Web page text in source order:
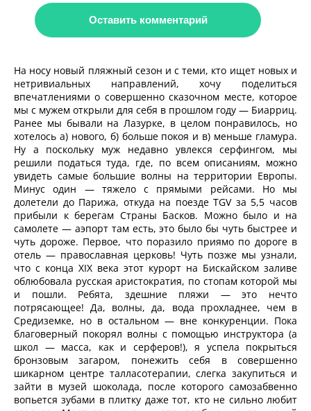
Оставить комментарий
На носу новый пляжный сезон и с теми, кто ищет новых и
нетривиальных направлений, хочу поделиться
впечатлениями о совершенно сказочном месте, которое
мы с мужем открыли для себя в прошлом году — Биарриц.
Ранее мы бывали на Лазурке, в целом понравилось, но
хотелось а) нового, б) больше покоя и в) меньше гламура.
Ну а поскольку муж недавно увлекся серфингом, мы
решили податься туда, где, по всем описаниям, можно
увидеть самые большие волны на территории Европы.
Минус один — тяжело с прямыми рейсами. Но мы
долетели до Парижа, откуда на поезде TGV за 5,5 часов
прибыли к берегам Страны Басков. Можно было и на
самолете — аэпорт там есть, это было бы чуть быстрее и
чуть дороже. Первое, что поразило приямо по дороге в
отель — православная церковь! Чуть позже мы узнали,
что с конца XIX века этот курорт на Бискайском заливе
облюбовала русская аристократия, по стопам которой мы
и пошли. Ребята, здешние пляжи — это нечто
потрясающее! Да, волны, да, вода прохладнее, чем в
Средиземке, но в остальном — вне конкуренции. Пока
благоверный покорял волны с помощью инструктора (а
школ — масса, как и серферов!), я успела покрыться
бронзовым загаром, понежить себя в совершенно
шикарном центре талласотерапии, слегка закупиться и
зайти в музей шоколада, после которого самозабвенно
вопьется зубами в плитку даже тот, кто не сильно любит